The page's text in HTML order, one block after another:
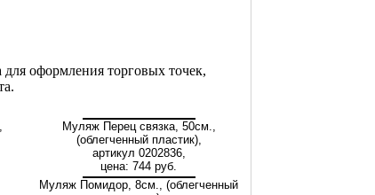
оформления торговых точек,
Муляж Перец связка, 50см.,
(облегченный пластик),
артикул 0202836,
цена: 744 руб.
Муляж Помидор, 8см., (облегченный